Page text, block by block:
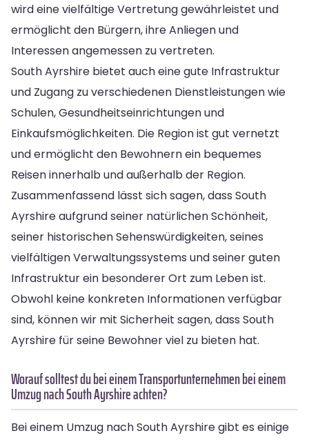
wird eine vielfältige Vertretung gewährleistet und
ermöglicht den Bürgern, ihre Anliegen und
Interessen angemessen zu vertreten.
South Ayrshire bietet auch eine gute Infrastruktur
und Zugang zu verschiedenen Dienstleistungen wie
Schulen, Gesundheitseinrichtungen und
Einkaufsmöglichkeiten. Die Region ist gut vernetzt
und ermöglicht den Bewohnern ein bequemes
Reisen innerhalb und außerhalb der Region.
Zusammenfassend lässt sich sagen, dass South
Ayrshire aufgrund seiner natürlichen Schönheit,
seiner historischen Sehenswürdigkeiten, seines
vielfältigen Verwaltungssystems und seiner guten
Infrastruktur ein besonderer Ort zum Leben ist.
Obwohl keine konkreten Informationen verfügbar
sind, können wir mit Sicherheit sagen, dass South
Ayrshire für seine Bewohner viel zu bieten hat.
Worauf solltest du bei einem Transportunternehmen bei einem
Umzug nach South Ayrshire achten?
Bei einem Umzug nach South Ayrshire gibt es einige